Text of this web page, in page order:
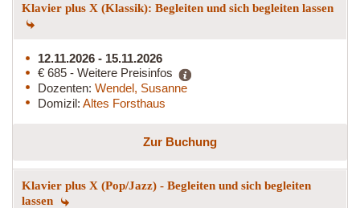
Klavier plus X (Klassik): Begleiten und sich begleiten lassen
12.11.2026 - 15.11.2026
€ 685 - Weitere Preisinfos
Dozenten: Wendel, Susanne
Domizil: Altes Forsthaus
Zur Buchung
Klavier plus X (Pop/Jazz) - Begleiten und sich begleiten
lassen